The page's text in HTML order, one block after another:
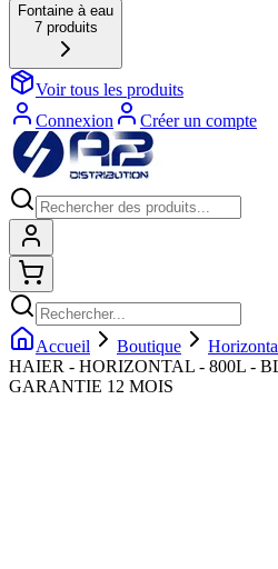
Fontaine à eau
7produits
Voir tous les produits
Connexion
Créer un compte
Accueil Boutique
HAIER - HORIZONTAL - 800L -
GARANTIE 12 MOIS